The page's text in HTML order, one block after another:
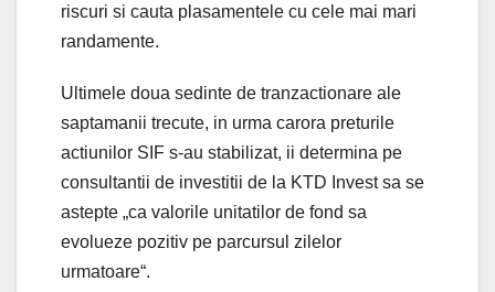
riscuri si cauta plasamentele cu cele mai mari
randamente.
Ultimele doua sedinte de tranzactionare ale
saptamanii trecute, in urma carora preturile
actiunilor SIF s-au stabilizat, ii determina pe
consultantii de investitii de la KTD Invest sa se
astepte „ca valorile unitatilor de fond sa
evolueze pozitiv pe parcursul zilelor
urmatoare“.